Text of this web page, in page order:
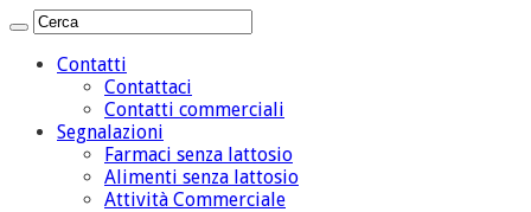
Contatti
Contattaci
Contatti commerciali
Segnalazioni
Farmaci senza lattosio
Alimenti senza lattosio
Attività Commerciale